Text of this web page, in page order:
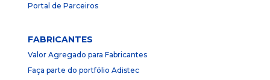
Portal de Parceiros
FABRICANTES
Valor Agregado para Fabricantes
Faça parte do portfólio Adistec